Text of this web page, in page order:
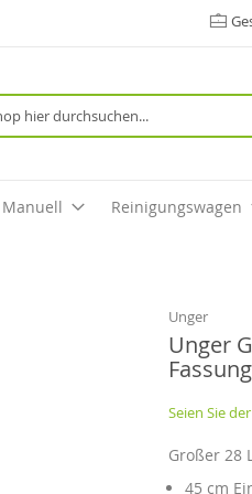
Manuell Reinigungswagen
Unger
Unger
Seien Sie
Großer 28
45 cm